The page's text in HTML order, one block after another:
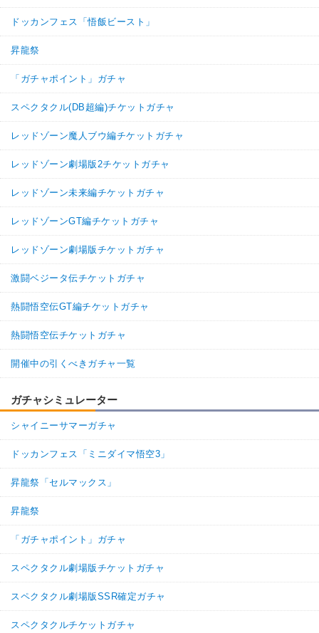
ドッカンフェス「悟飯ビースト」
昇龍祭
「ガチャポイント」ガチャ
スペクタクル(DB超編)チケットガチャ
レッドゾーン魔人ブウ編チケットガチャ
レッドゾーン劇場版2チケットガチャ
レッドゾーン未来編チケットガチャ
レッドゾーンGT編チケットガチャ
レッドゾーン劇場版チケットガチャ
激闘ベジータ伝チケットガチャ
熱闘悟空伝GT編チケットガチャ
熱闘悟空伝チケットガチャ
開催中の引くべきガチャ一覧
ガチャシミュレーター
シャイニーサマーガチャ
ドッカンフェス「ミニダイマ悟空3」
昇龍祭「セルマックス」
昇龍祭
「ガチャポイント」ガチャ
スペクタクル劇場版チケットガチャ
スペクタクル劇場版SSR確定ガチャ
スペクタクルチケットガチャ